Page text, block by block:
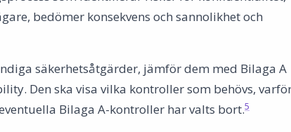
bedömer konsekvens och sannolikhet och
säkerhetsåtgärder, jämför dem med Bilaga A
Den ska visa vilka kontroller som behövs,
Bilaga A-kontroller har valts bort.5